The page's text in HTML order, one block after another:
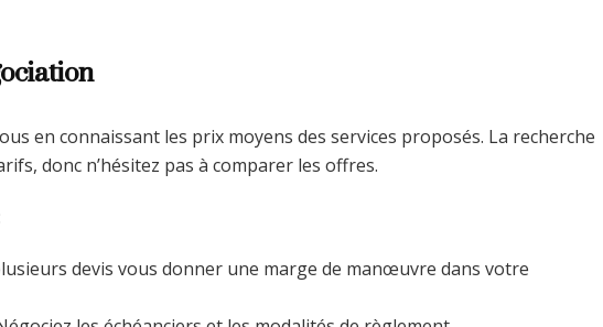
en connaissant les prix moyens des services proposés. La recherche
donc n’hésitez pas à comparer les offres.
devis vous donner une marge de manœuvre dans votre